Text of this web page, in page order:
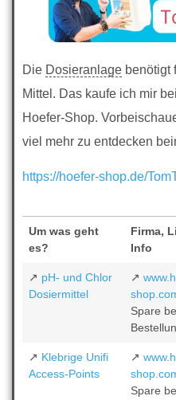
Die Dosieranlage benötigt
Mittel. Das kaufe ich mir
Hoefer-Shop.
viel mehr zu entdecken
https://hoefer-shop.de/
Um was geht
es?
Firma,
Info
↗️ pH- und Chlor
Dosiermittel
↗️
Spare
↗️ Klebrige Unifi
Access-Points
↗️
Spare